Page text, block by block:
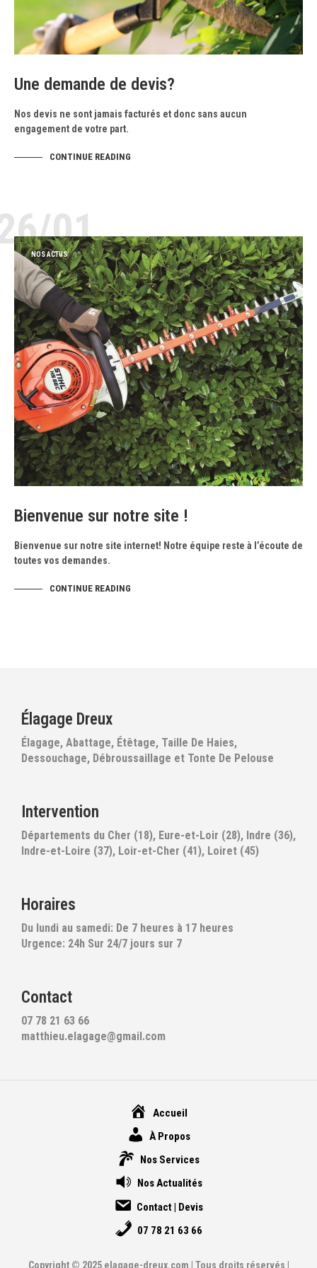
Une demande de devis?
Nos devis ne sont jamais facturés et donc sans aucun
engagement de votre part.
CONTINUE READING
01
NOS ACTUS
Bienvenue sur notre site !
Bienvenue sur notre site internet! Notre équipe reste à l’écoute de
toutes vos demandes.
CONTINUE READING
Élagage Dreux
Élagage, Abattage, Étêtage, Taille De Haies,
Dessouchage, Débroussaillage et Tonte De Pelouse
Intervention
Départements du Cher (18), Eure-et-Loir (28), Indre (36),
Indre-et-Loire (37), Loir-et-Cher (41), Loiret (45)
Horaires
Du lundi au samedi: De 7 heures à 17 heures
Urgence: 24h Sur 24/7 jours sur 7
Contact
07 78 21 63 66
matthieu.elagage@gmail.com
Accueil
À Propos
Nos Services
Nos Actualités
Contact | Devis
07 78 21 63 66
Copyright © 2025 elagage-dreux.com | Tous droits réservés |